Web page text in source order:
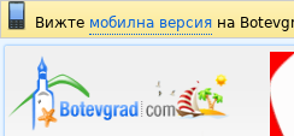
Вижте мобилна версия на